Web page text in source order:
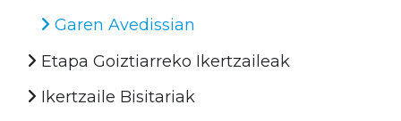
Garen Avedissian
Etapa Goiztiarreko Ikertzaileak
Ikertzaile Bisitariak